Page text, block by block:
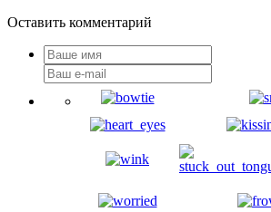
Оставить комментарий